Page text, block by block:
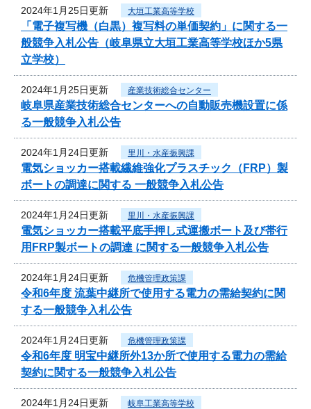
2024年1月25日更新 大垣工業高等学校
「電子複写機（白黒）複写料の単価契約」に関する一
般競争入札公告（岐阜県立大垣工業高等学校ほか5県
立学校）
2024年1月25日更新 産業技術総合センター
岐阜県産業技術総合センターへの自動販売機設置に係
る一般競争入札公告
2024年1月24日更新 里川・水産振興課
電気ショッカー搭載繊維強化プラスチック（FRP）製
ボートの調達に関する 一般競争入札公告
2024年1月24日更新 里川・水産振興課
電気ショッカー搭載平底手押し式運搬ボート及び帯行
用FRP製ボートの調達 に関する一般競争入札公告
2024年1月24日更新 危機管理政策課
令和6年度 流葉中継所で使用する電力の需給契約に関
する一般競争入札公告
2024年1月24日更新 危機管理政策課
令和6年度 明宝中継所外13か所で使用する電力の需給
契約に関する一般競争入札公告
2024年1月24日更新 岐阜工業高等学校